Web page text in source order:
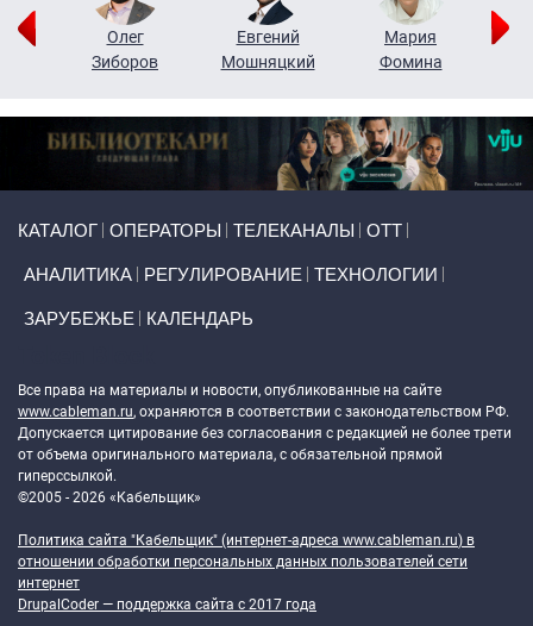
Олег
Зиборов
Евгений
Мошняцкий
Мария
Фомина
КАТАЛОГ ОПЕРАТОРЫ ТЕЛЕКАНАЛЫ ОТТ
АНАЛИТИКА РЕГУЛИРОВАНИЕ ТЕХНОЛОГИИ
ЗАРУБЕЖЬЕ КАЛЕНДАРЬ
Все права на материалы и новости, опубликованные на сайте
www.cableman.ru, охраняются в соответствии с законодательством РФ.
Допускается цитирование без согласования с редакцией не более трети
от объема оригинального материала, с обязательной прямой
гиперссылкой.
©2005 - 2026 «Кабельщик»
Политика сайта "Кабельщик" (интернет-адреса www.cableman.ru) в
отношении обработки персональных данных пользователей сети
интернет
DrupalCoder — поддержка сайта c 2017 года